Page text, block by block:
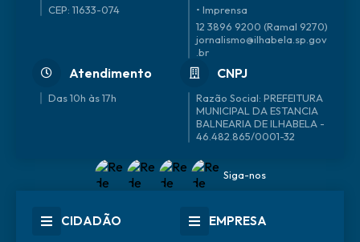
CEP: 11633-074
• Imprensa
12 3896 9200 (Ramal 9270)
jornalismo@ilhabela.sp.gov
.br
Atendimento
Das 10h às 17h
CNPJ
46.482.865/0001-32
Siga-nos
CIDADÃO EMPRESA